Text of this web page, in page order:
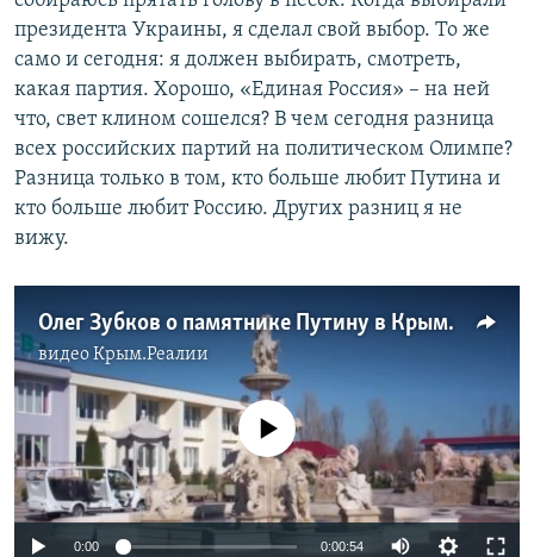
президента Украины, я сделал свой выбор. То же
само и сегодня: я должен выбирать, смотреть,
какая партия. Хорошо, «Единая Россия» – на ней
что, свет клином сошелся? В чем сегодня разница
всех российских партий на политическом Олимпе?
Разница только в том, кто больше любит Путина и
кто больше любит Россию. Других разниц я не
вижу.
Олег Зубков о памятнике Путину в Крыму
видеоКрым.Реалии
No media source currently available
0:00 0:00:54